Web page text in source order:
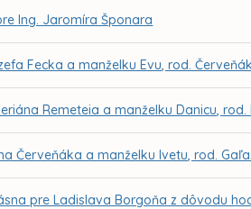
Ing. Jaromíra Šponara
Fecka a manželku Evu, rod.
Remeteia a manželku Danicu, rod.
Červeňáka a manželku Ivetu, rod.
pre Ladislava Borgoňa z dôvodu